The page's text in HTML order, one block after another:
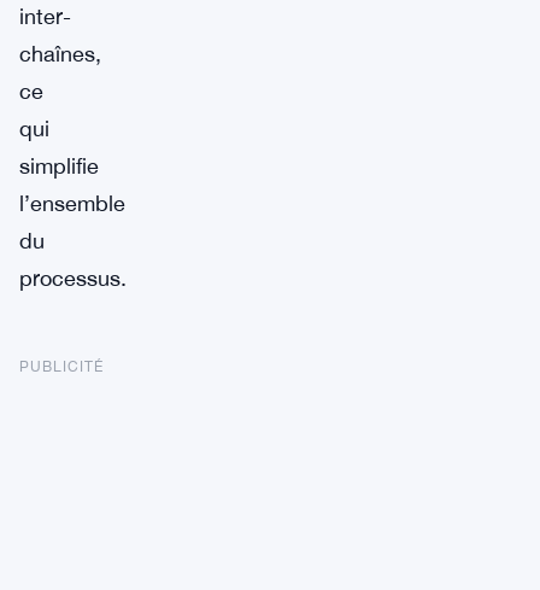
inter-
chaînes,
ce
qui
simplifie
l’ensemble
du
processus.
PUBLICITÉ